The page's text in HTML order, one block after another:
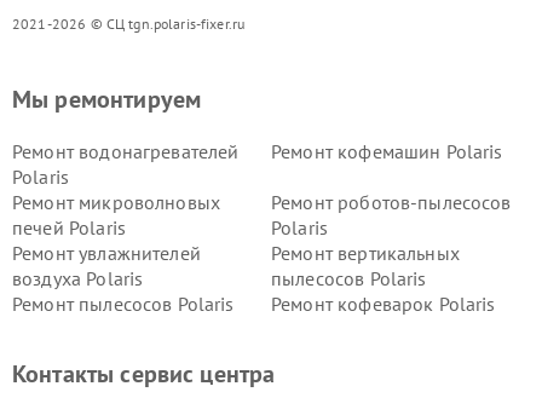
2021-2026 © СЦ tgn.polaris-fixer.ru
Мы ремонтируем
Ремонт водонагревателей
Polaris
Ремонт кофемашин Polaris
Ремонт микроволновых
печей Polaris
Ремонт роботов-пылесосов
Polaris
Ремонт увлажнителей
воздуха Polaris
Ремонт вертикальных
пылесосов Polaris
Ремонт пылесосов Polaris
Ремонт кофеварок Polaris
Контакты сервис центра